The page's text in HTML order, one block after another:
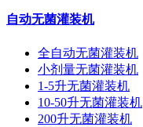
自动无菌灌装机
全自动无菌灌装机
小剂量无菌灌装机
1-5升无菌灌装机
10-50升无菌灌装机
200升无菌灌装机